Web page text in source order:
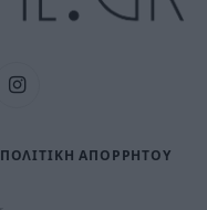
Instagram
ΠΟΛΙΤΙΚΉ ΑΠΟΡΡΉΤΟΥ